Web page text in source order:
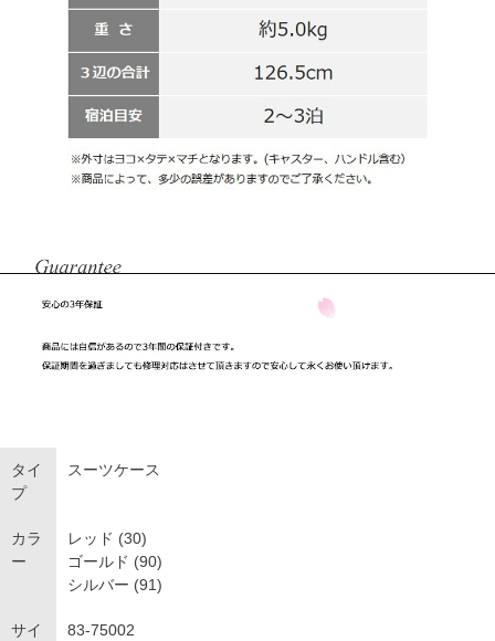
タイ
プ
スーツケース
カラ
ー
レッド (30)
ゴールド (90)
シルバー (91)
サイ
83-75002